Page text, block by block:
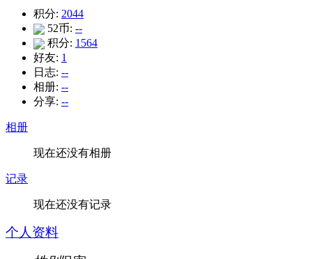
积分: 2044
52币: --
积分: 1564
好友: 1
日志: --
相册: --
分享: --
相册
现在还没有相册
记录
现在还没有记录
个人资料